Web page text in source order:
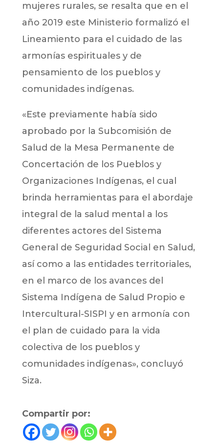
mujeres rurales, se resalta que en el
año 2019 este Ministerio formalizó el
Lineamiento para el cuidado de las
armonías espirituales y de
pensamiento de los pueblos y
comunidades indígenas.
«Este previamente había sido
aprobado por la Subcomisión de
Salud de la Mesa Permanente de
Concertación de los Pueblos y
Organizaciones Indígenas, el cual
brinda herramientas para el abordaje
integral de la salud mental a los
diferentes actores del Sistema
General de Seguridad Social en Salud,
así como a las entidades territoriales,
en el marco de los avances del
Sistema Indígena de Salud Propio e
Intercultural-SISPI y en armonía con
el plan de cuidado para la vida
colectiva de los pueblos y
comunidades indígenas», concluyó
Siza.
Compartir por: